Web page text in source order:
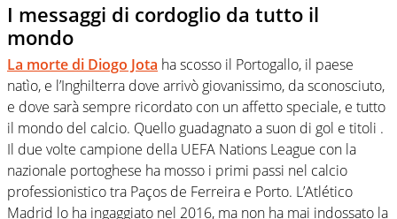
I messaggi di cordoglio da tutto il
mondo
La morte di Diogo Jota ha scosso il Portogallo, il paese
natìo, e l’Inghilterra dove arrivò giovanissimo, da sconosciuto,
e dove sarà sempre ricordato con un affetto speciale, e tutto
il mondo del calcio. Quello guadagnato a suon di gol e titoli .
Il due volte campione della UEFA Nations League con la
nazionale portoghese ha mosso i primi passi nel calcio
professionistico tra Paços de Ferreira e Porto. L’Atlético
Madrid lo ha ingaggiato nel 2016, ma non ha mai indossato la